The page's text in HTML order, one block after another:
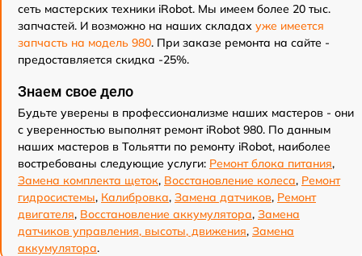
сеть мастерских техники iRobot. Мы имеем более 20 тыс.
запчастей. И возможно на наших складах уже имеется
запчасть на модель 980. При заказе ремонта на сайте -
предоставляется скидка -25%.
Знаем свое дело
Будьте уверены в профессионализме наших мастеров - они
с уверенностью выполнят ремонт iRobot 980. По данным
наших мастеров в Тольятти по ремонту iRobot, наиболее
востребованы следующие услуги: Ремонт блока питания,
Замена комплекта щеток, Восстановление колеса, Ремонт
гидросистемы, Калибровка, Замена датчиков, Ремонт
двигателя, Восстановление аккумулятора, Замена
датчиков управления, высоты, движения, Замена
аккумулятора.